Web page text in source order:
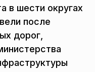
в шести округах
после
дорог,